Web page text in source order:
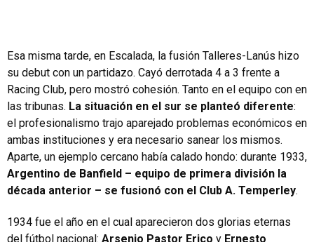
Esa misma tarde, en Escalada, la fusión Talleres-Lanús hizo
su debut con un partidazo. Cayó derrotada 4 a 3 frente a
Racing Club, pero mostró cohesión. Tanto en el equipo con en
las tribunas. La situación en el sur se planteó diferente:
el profesionalismo trajo aparejado problemas económicos en
ambas instituciones y era necesario sanear los mismos.
Aparte, un ejemplo cercano había calado hondo: durante 1933,
Argentino de Banfield – equipo de primera división la
década anterior – se fusionó con el Club A. Temperley.
1934 fue el año en el cual aparecieron dos glorias eternas
del fútbol nacional: Arsenio Pastor Erico y Ernesto